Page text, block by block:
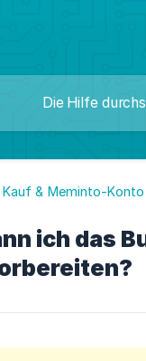
Kauf & Meminto-Konto
ich das